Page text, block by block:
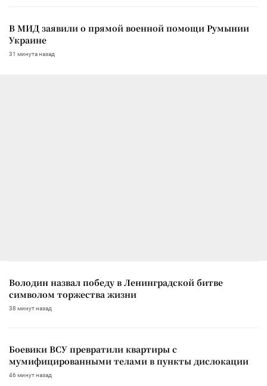
В МИД заявили о прямой военной помощи Румынии
Украине
31 минута назад
Володин назвал победу в Ленинградской битве
символом торжества жизни
38 минут назад
Боевики ВСУ превратили квартиры с
мумифицированными телами в пункты дислокации
46 минут назад